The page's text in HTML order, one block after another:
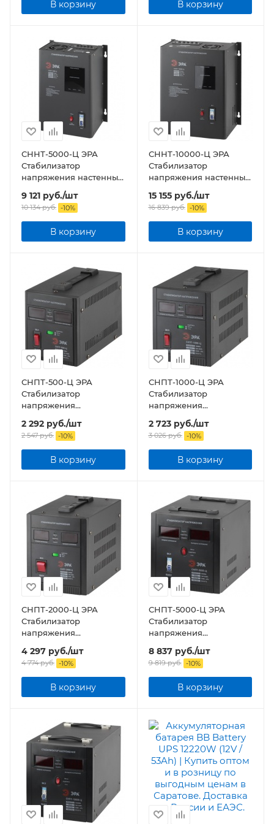
В корзину В корзину
СННТ-5000-Ц ЭРА
Стабилизатор
напряжения настенный,
ц.д., 140-260В/220/В,
5000ВА
9 121 руб./шт
10 134руб. -10%
В корзину
СННТ-10000-Ц ЭРА
Стабилизатор
напряжения настенный,
ц.д., 140-260В/220/В,
10000ВА
15 155руб./шт
16 839руб. -10%
В корзину
СНПТ-500-Ц ЭРА
Стабилизатор
напряжения
переносной, ц.д., 140-
260В/220/В, 500ВА
2 292 руб./шт
2 547руб. -10%
В корзину
СНПТ-1000-Ц ЭРА
Стабилизатор
напряжения
переносной, ц.д., 140-
260В/220/В, 1000ВА
2 723руб./шт
3 026руб. -10%
В корзину
СНПТ-2000-Ц ЭРА
Стабилизатор
напряжения
переносной, ц.д., 140-
260В/220/В, 2000ВА
4 297 руб./шт
4 774руб. -10%
В корзину
СНПТ-5000-Ц ЭРА
Стабилизатор
напряжения
переносной, ц.д., 140-
260В/220/В, 5000ВА
8 837руб./шт
9 819руб. -10%
В корзину